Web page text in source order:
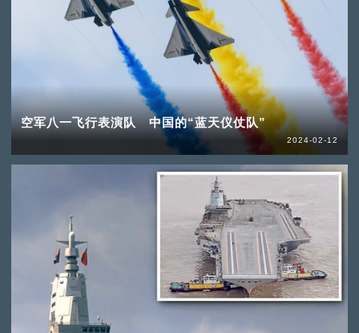
空军八一飞行表演队 中国的“蓝天仪仗队”
2024-02-12